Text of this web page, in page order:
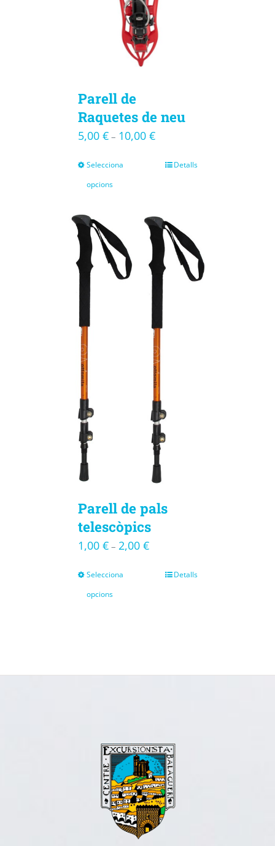
Parell de
Raquetes de neu
5,00 €– 10,00 €
Selecciona
opcions
Detalls
Parell de pals
telescòpics
1,00 €– 2,00 €
Selecciona
opcions
Detalls